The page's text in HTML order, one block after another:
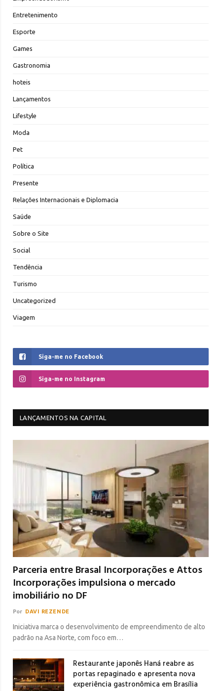
Entretenimento
Esporte
Games
Gastronomia
hoteis
Lançamentos
Lifestyle
Moda
Pet
Política
Presente
Relações Internacionais e Diplomacia
Saúde
Sobre o Site
Social
Tendência
Turismo
Uncategorized
Viagem
Siga-me no Facebook
Siga-me no Instagram
LANÇAMENTOS NA CAPITAL
Parceria entre Brasal Incorporações e Attos
Incorporações impulsiona o mercado
imobiliário no DF
Por DAVI REZENDE
Iniciativa marca o desenvolvimento de empreendimento de alto
padrão na Asa Norte, com foco em…
Restaurante japonês Haná reabre as
portas repaginado e apresenta nova
experiência gastronômica em Brasília